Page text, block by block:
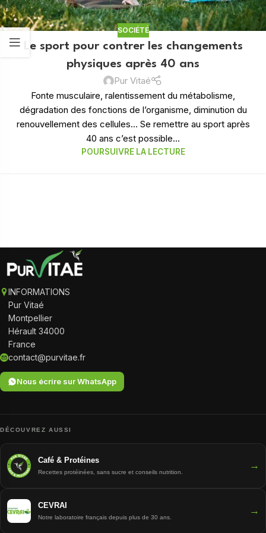
SOCIÉTÉ
Le sport pour contrer les changements
physiques après 40 ans
Pur Vitaé
Fonte musculaire, ralentissement du métabolisme,
dégradation des fonctions de l’organisme, diminution du
renouvellement des cellules… Se remettre au sport après
40 ans c’est possible...
POURSUIVRE LA LECTURE
INFORMATIONS
Pur Vitaé
Montpellier
Hérault 34000
France
contact@purvitae.fr
Nous écrire sur WhatsApp
DÉCOUVREZ AUSSI
Café & Protéines
Recettes protéinées, sans sucre et conseils nutrition.
→
CEVRAI
Notre laboratoire français depuis plus de 30 ans.
→